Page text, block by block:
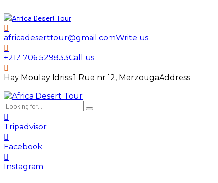
africadeserttour@gmail.comWrite us
+212 706 529833Call us
Hay Moulay Idriss 1 Rue nr 12, MerzougaAddress
Tripadvisor
Facebook
Instagram